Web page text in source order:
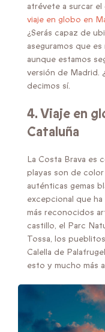
atrévete a surcar
viaje en globo en
¿Serás capaz de
aseguramos que
aunque estamos
versión de Madrid.
decimos sí.
4. Viaje en
Cataluña
La Costa Brava es
playas son de
auténticas gemas
excepcional que
más reconocidos
castillo, el Parc
Tossa, los
Calella de
esto y mucho más